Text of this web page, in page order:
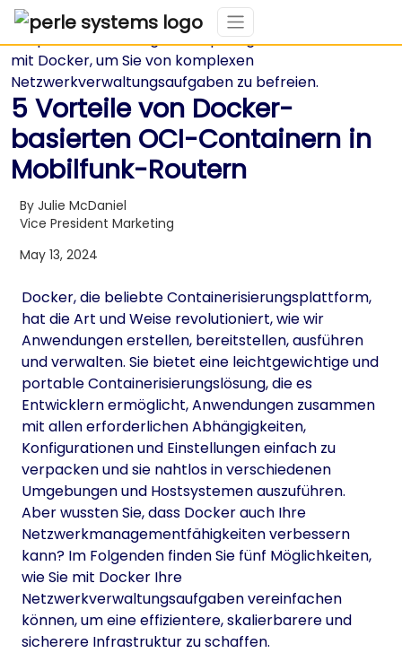
5 Vorteile von Docker-
basierten OCI-Containern in
Mobilfunk-Routern
By Julie McDaniel
Vice President Marketing
May 13, 2024
Docker, die beliebte Containerisierungsplattform,
hat die Art und Weise revolutioniert, wie wir
Anwendungen erstellen, bereitstellen, ausführen
und verwalten. Sie bietet eine leichtgewichtige und
portable Containerisierungslösung, die es
Entwicklern ermöglicht, Anwendungen zusammen
mit allen erforderlichen Abhängigkeiten,
Konfigurationen und Einstellungen einfach zu
verpacken und sie nahtlos in verschiedenen
Umgebungen und Hostsystemen auszuführen.
Aber wussten Sie, dass Docker auch Ihre
Netzwerkmanagementfähigkeiten verbessern
kann? Im Folgenden finden Sie fünf Möglichkeiten,
wie Sie mit Docker Ihre
Netzwerkverwaltungsaufgaben vereinfachen
können, um eine effizientere, skalierbarere und
sicherere Infrastruktur zu schaffen.